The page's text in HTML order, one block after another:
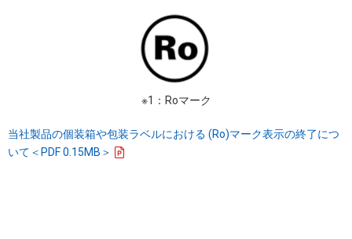
※1：Roマーク
当社製品の個装箱や包装ラベルにおける (Ro)マーク表示の終了につ
いて＜PDF 0.15MB＞